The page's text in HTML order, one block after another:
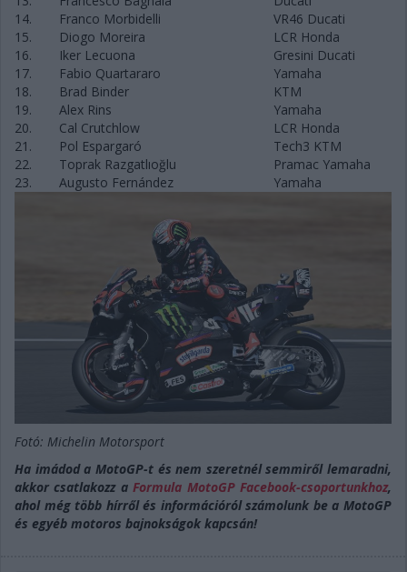
14.
Franco Morbidelli
VR46 Ducati
15.
Diogo Moreira
LCR Honda
16.
Iker Lecuona
Gresini Ducati
17.
Fabio Quartararo
Yamaha
18.
Brad Binder
KTM
19.
Alex Rins
Yamaha
20.
Cal Crutchlow
LCR Honda
21.
Pol Espargaró
Tech3 KTM
22.
Toprak Razgatlıoğlu
Pramac Yamaha
23.
Augusto Fernández Yamaha
Fotó: Michelin Motorsport
Ha imádod a MotoGP-t és nem szeretnél semmiről lemaradni,
akkor csatlakozz a Formula MotoGP Facebook-csoportunkhoz,
ahol még több hírről és információról számolunk be a MotoGP
és egyéb motoros bajnokságok kapcsán!